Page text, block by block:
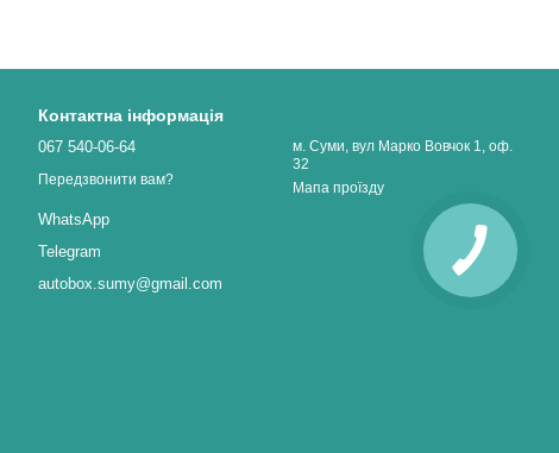
Контактна інформація
067 540-06-64
Передзвонити вам?
WhatsApp
Telegram
autobox.sumy@gmail.com
м. Суми, вул Марко Вовчок 1, оф.
32
Мапа проїзду